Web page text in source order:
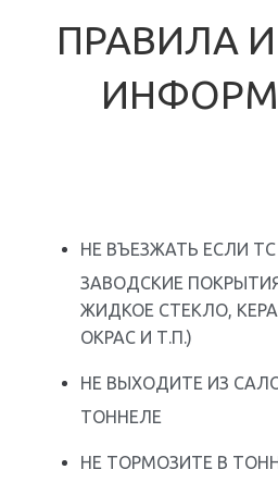
ПРАВИЛА
НЕ ВЪЕЗЖАТЬ ЕСЛИ
ЗАВОДСКИЕ
ЖИДКОЕ СТЕКЛО,
ОКРАС И Т.П.)
НЕ ВЫХОДИТЕ ИЗ
ТОННЕЛЕ
НЕ ТОРМОЗИТЕ В